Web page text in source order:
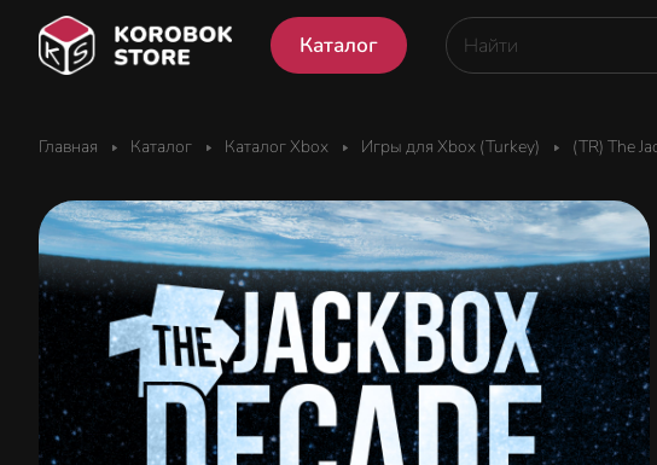
Каталог
Главная Каталог Каталог Xbox Игры для Xbox (Turkey) (TR) The